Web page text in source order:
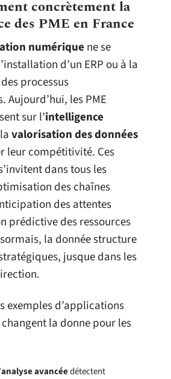
concrètement la
des PME en France
numérique ne se
d’un ERP ou à la
processus
les PME
sur l’intelligence
valorisation des données
leur compétitivité. Ces
dans tous les
des chaînes
des attentes
prédictive des ressources
la donnée structure
jusque dans les
exemples d’applications
la donne pour les
analyse avancéedétectent